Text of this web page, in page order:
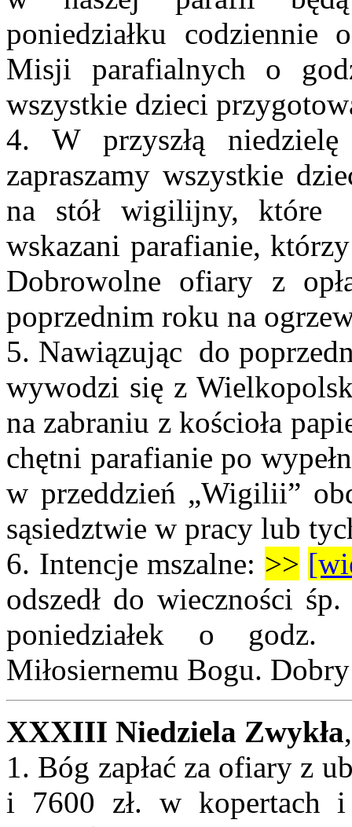
poniedziałku codziennie
Misji parafialnych o
wszystkie dzieci
4. W przyszłą
zapraszamy wszystkie
na stół wigilijny, które
wskazani parafianie,
Dobrowolne ofiary z
poprzednim roku na
5. Nawiązując do
wywodzi się z
na zabraniu z kościoła
chętni parafianie po
w przeddzień „Wigilii”
sąsiedztwie w pracy lub
6. Intencje mszalne: >>
odszedł do wieczności
poniedziałek o godz.
Miłosiernemu Bogu.
XXXIII Niedziela Zwykła
1. Bóg zapłać za ofiary z
i 7600 zł. w kopertach i